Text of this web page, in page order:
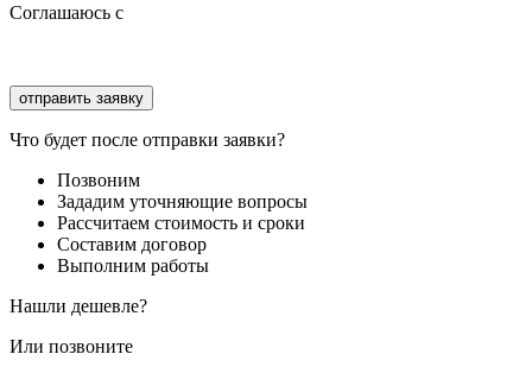
Соглашаюсь с
Что будет после отправки заявки?
Позвоним
Зададим уточняющие вопросы
Рассчитаем стоимость и сроки
Составим договор
Выполним работы
Нашли дешевле?
Или позвоните